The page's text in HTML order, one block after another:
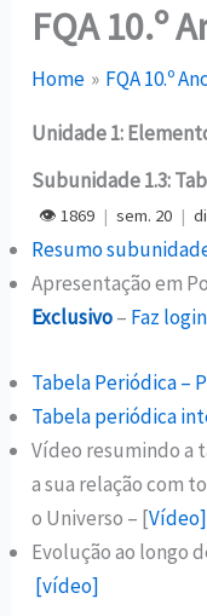
FQA 10.º
Home FQA 10.º
Unidade 1:
Subunidade 1.3:
👁 1869 | sem. 20 |
Resumo
Apresentação em
Exclusivo– Faz login
Tabela Periódica –
Tabela periódica
Vídeo resumindo a
a sua relação com
o Universo – [Vídeo]
Evolução ao longo
[vídeo]